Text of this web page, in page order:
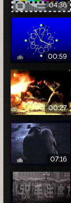
04:36
00:59
00:27
07:16